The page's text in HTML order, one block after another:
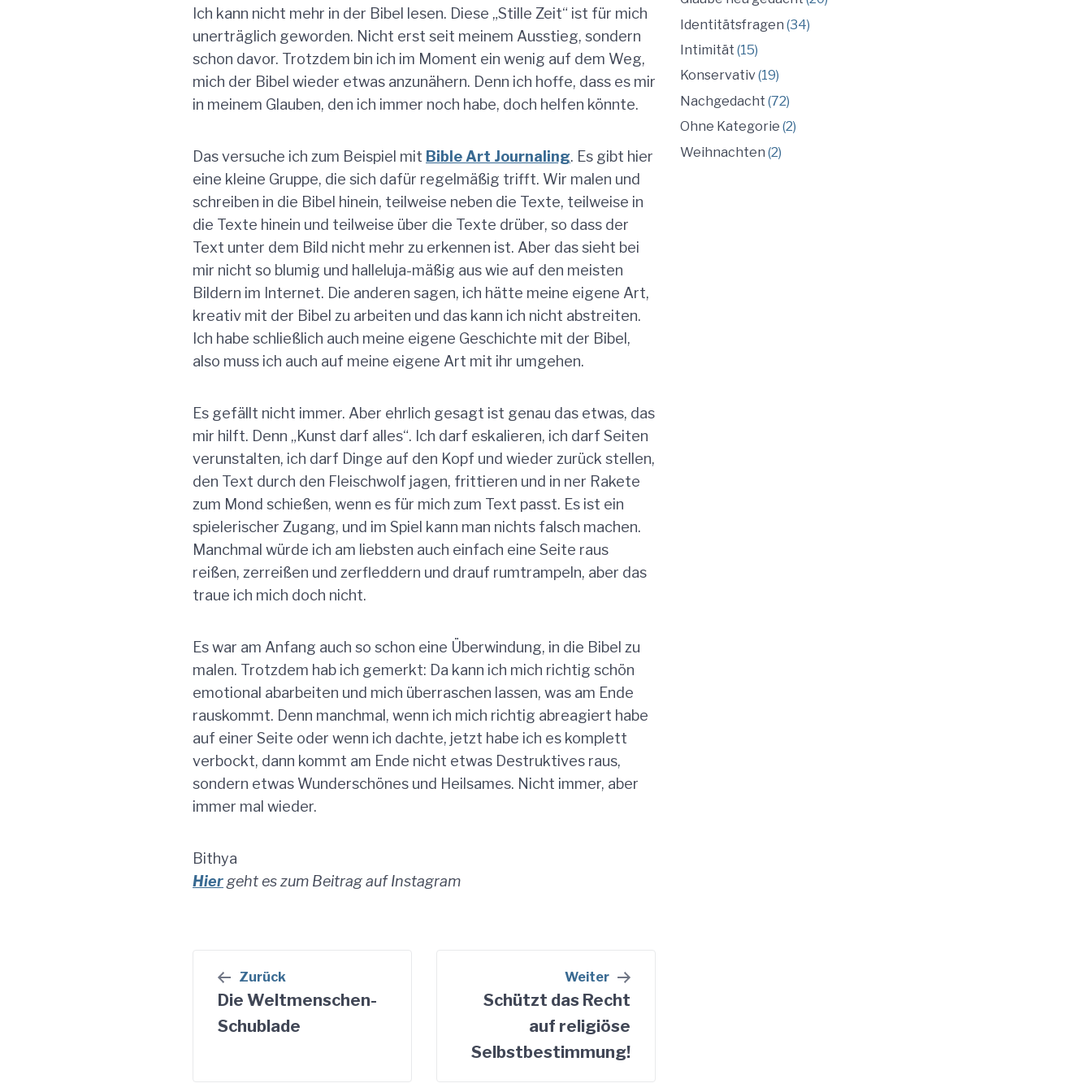
Ich kann nicht mehr in der Bibel lesen. Diese „Stille Zeit“ ist für mich
unerträglich geworden. Nicht erst seit meinem Ausstieg, sondern
schon davor. Trotzdem bin ich im Moment ein wenig auf dem Weg,
mich der Bibel wieder etwas anzunähern. Denn ich hoffe, dass es mir
in meinem Glauben, den ich immer noch habe, doch helfen könnte.
Das versuche ich zum Beispiel mit Bible Art Journaling. Es gibt hier
eine kleine Gruppe, die sich dafür regelmäßig trifft. Wir malen und
schreiben in die Bibel hinein, teilweise neben die Texte, teilweise in
die Texte hinein und teilweise über die Texte drüber, so dass der
Text unter dem Bild nicht mehr zu erkennen ist. Aber das sieht bei
mir nicht so blumig und halleluja-mäßig aus wie auf den meisten
Bildern im Internet. Die anderen sagen, ich hätte meine eigene Art,
kreativ mit der Bibel zu arbeiten und das kann ich nicht abstreiten.
Ich habe schließlich auch meine eigene Geschichte mit der Bibel,
also muss ich auch auf meine eigene Art mit ihr umgehen.
Es gefällt nicht immer. Aber ehrlich gesagt ist genau das etwas, das
mir hilft. Denn „Kunst darf alles“. Ich darf eskalieren, ich darf Seiten
verunstalten, ich darf Dinge auf den Kopf und wieder zurück stellen,
den Text durch den Fleischwolf jagen, frittieren und in ner Rakete
zum Mond schießen, wenn es für mich zum Text passt. Es ist ein
spielerischer Zugang, und im Spiel kann man nichts falsch machen.
Manchmal würde ich am liebsten auch einfach eine Seite raus
reißen, zerreißen und zerfleddern und drauf rumtrampeln, aber das
traue ich mich doch nicht.
Es war am Anfang auch so schon eine Überwindung, in die Bibel zu
malen. Trotzdem hab ich gemerkt: Da kann ich mich richtig schön
emotional abarbeiten und mich überraschen lassen, was am Ende
rauskommt. Denn manchmal, wenn ich mich richtig abreagiert habe
auf einer Seite oder wenn ich dachte, jetzt habe ich es komplett
verbockt, dann kommt am Ende nicht etwas Destruktives raus,
sondern etwas Wunderschönes und Heilsames. Nicht immer, aber
immer mal wieder.
Bithya
Hiergeht es zum Beitrag auf Instagram
Zurück
Die Weltmenschen-
Schublade
Weiter
Schützt das Recht
auf religiöse
Selbstbestimmung!
Identitätsfragen (34)
Intimität (15)
Konservativ(19)
Nachgedacht (72)
Ohne Kategorie (2)
Weihnachten (2)